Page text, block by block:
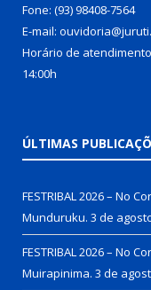
Fone: (93) 98408-7564
E-mail:
Horário de
14:00h
ÚLTIMAS
FESTRIBAL 2026 – No
Munduruku. 3 de
FESTRIBAL 2026 – No
Muirapinima. 3 de